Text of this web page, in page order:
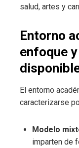
salud, artes y
Entorno
enfoque
El entorno
caracterizarse
Modelo
imparten de